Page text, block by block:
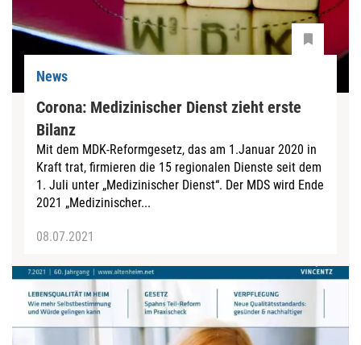
News
Corona: Medizinischer Dienst zieht erste
Bilanz
Mit dem MDK-Reformgesetz, das am 1.Januar 2020 in
Kraft trat, firmieren die 15 regionalen Dienste seit dem
1. Juli unter „Medizinischer Dienst“. Der MDS wird Ende
2021 „Medizinischer...
08.07.2021